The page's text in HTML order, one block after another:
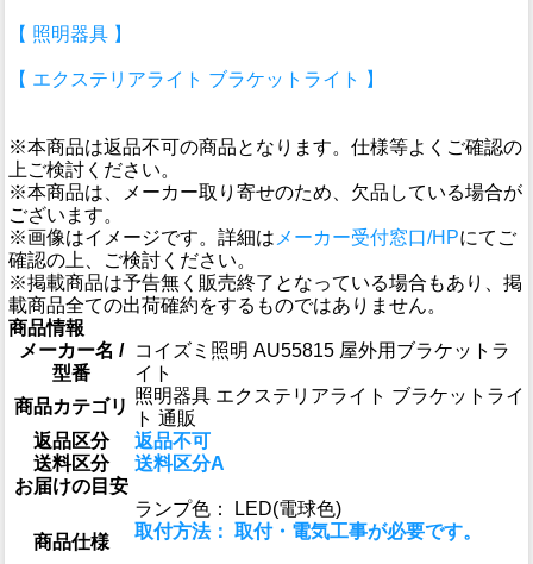
【 照明器具 】
【 エクステリアライト ブラケットライト 】
※本商品は返品不可の商品となります。仕様等よくご確認の
上ご検討ください。
※本商品は、メーカー取り寄せのため、欠品している場合が
ございます。
※画像はイメージです。詳細は メーカー受付窓口/HPにてご
確認の上、ご検討ください。
※掲載商品は予告無く販売終了となっている場合もあり、掲
載商品全ての出荷確約をするものではありません。
商品情報
メーカー名 /
型番
コイズミ照明 AU55815 屋外用ブラケットラ
イト
商品カテゴリ
照明器具 エクステリアライト ブラケットライ
ト 通販
返品区分
返品不可
送料区分
送料区分A
お届けの目安
商品仕様
ランプ色： LED(電球色)
取付方法： 取付・電気工事が必要です。